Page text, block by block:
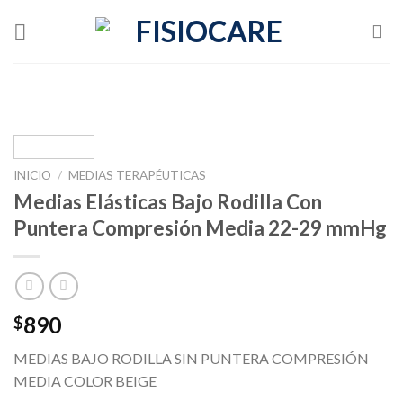
INICIO / MEDIAS TERAPÉUTICAS
Medias Elásticas Bajo Rodilla Con
Puntera Compresión Media 22-29 mmHg
$890
MEDIAS BAJO RODILLA SIN PUNTERA COMPRESIÓN
MEDIA COLOR BEIGE